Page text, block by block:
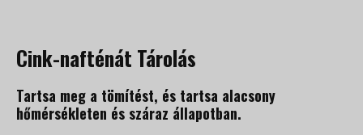
Cink-nafténát Tárolás
Tartsa meg a tömítést, és tartsa alacsony
hőmérsékleten és száraz állapotban.